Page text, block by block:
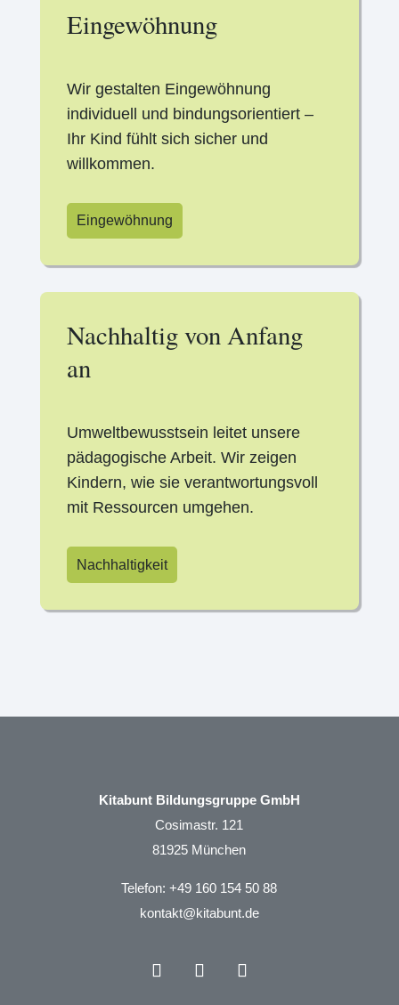
Eingewöhnung
Wir gestalten Eingewöhnung
individuell und bindungsorientiert –
Ihr Kind fühlt sich sicher und
willkommen.
Eingewöhnung
Nachhaltig von Anfang
an
Umweltbewusstsein leitet unsere
pädagogische Arbeit. Wir zeigen
Kindern, wie sie verantwortungsvoll
mit Ressourcen umgehen.
Nachhaltigkeit
Kitabunt Bildungsgruppe GmbH
Cosimastr. 121
81925 München
Telefon:+49 160 154 50 88
kontakt@kitabunt.de